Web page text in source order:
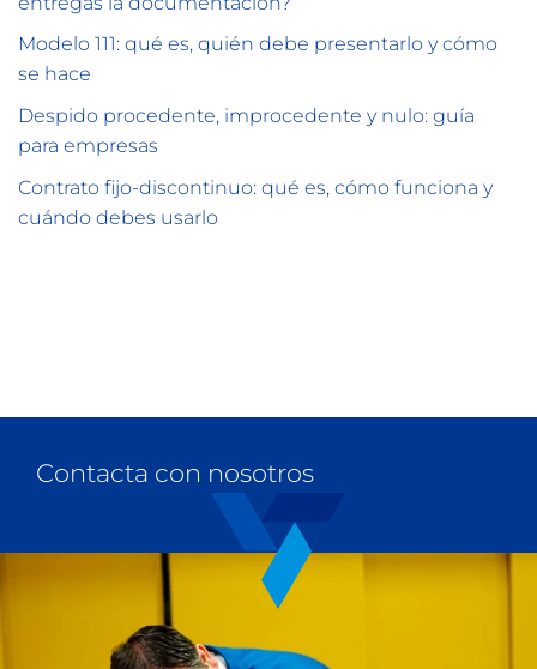
Modelo 111: qué es, quién debe presentarlo y cómo
se hace
Despido procedente, improcedente y nulo: guía
para empresas
Contrato fijo-discontinuo: qué es, cómo funciona y
cuándo debes usarlo
Contacta con nosotros